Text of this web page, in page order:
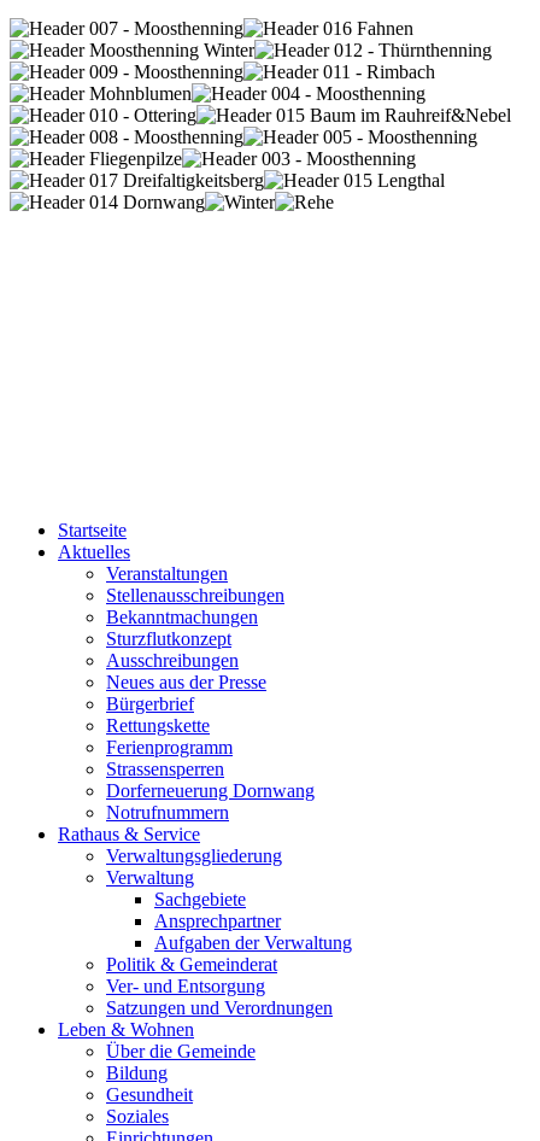
Startseite
Aktuelles
Veranstaltungen
Stellenausschreibungen
Bekanntmachungen
Sturzflutkonzept
Ausschreibungen
Neues aus der Presse
Bürgerbrief
Rettungskette
Ferienprogramm
Strassensperren
Dorferneuerung Dornwang
Notrufnummern
Rathaus & Service
Verwaltungsgliederung
Verwaltung
Sachgebiete
Ansprechpartner
Aufgaben der Verwaltung
Politik & Gemeinderat
Ver- und Entsorgung
Satzungen und Verordnungen
Leben & Wohnen
Über die Gemeinde
Bildung
Gesundheit
Soziales